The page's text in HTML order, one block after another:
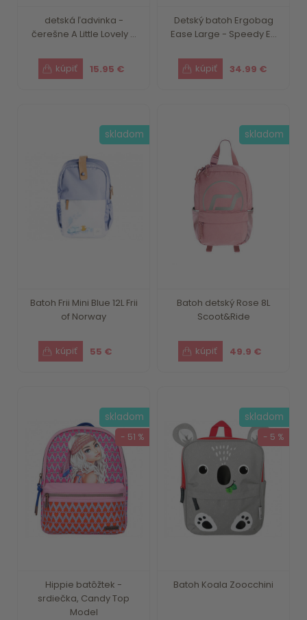
detská ľadvinka -
čerešne A Little Lovely ...
15.95 €
Detský batoh Ergobag
Ease Large - Speedy E...
34.99 €
Batoh Frii Mini Blue 12L Frii
of Norway
55 €
skladom
Batoh detský Rose 8L
Scoot&Ride
49.9 €
skladom
Hippie batôžtek -
srdiečka, Candy Top
Model
skladom
- 51 %
Batoh Koala Zoocchini
skladom
- 5 %